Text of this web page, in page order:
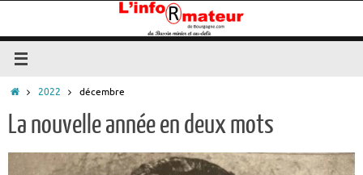
contenu
Accueil
2022 décembre
La nouvelle année en deux mots